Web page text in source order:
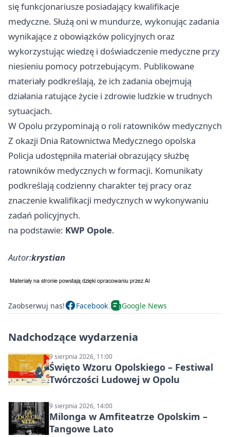
się funkcjonariusze posiadający kwalifikacje
medyczne. Służą oni w mundurze, wykonując zadania
wynikające z obowiązków policyjnych oraz
wykorzystując wiedzę i doświadczenie medyczne przy
niesieniu pomocy potrzebującym. Publikowane
materiały podkreślają, że ich zadania obejmują
działania ratujące życie i zdrowie ludzkie w trudnych
sytuacjach.
W Opolu przypominają o roli ratowników medycznych
Z okazji Dnia Ratownictwa Medycznego opolska
Policja udostępniła materiał obrazujący służbę
ratowników medycznych w formacji. Komunikaty
podkreślają codzienny charakter tej pracy oraz
znaczenie kwalifikacji medycznych w wykonywaniu
zadań policyjnych.
na podstawie: KWP Opole.
Autor:krystian
Zaobserwuj nas! Facebook Google News
Nadchodzące wydarzenia
9 sierpnia 2026, 11:00
Święto Wzoru Opolskiego – Festiwal
Twórczości Ludowej w Opolu
9 sierpnia 2026, 14:00
Milonga w Amfiteatrze Opolskim –
Tangowe Lato